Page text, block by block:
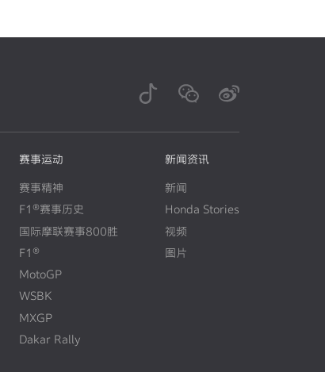
赛事运动
赛事精神
F1®赛事历史
国际摩联赛事800胜
F1®
MotoGP
WSBK
MXGP
Dakar Rally
新闻资讯
新闻
Honda Stories
视频
图片